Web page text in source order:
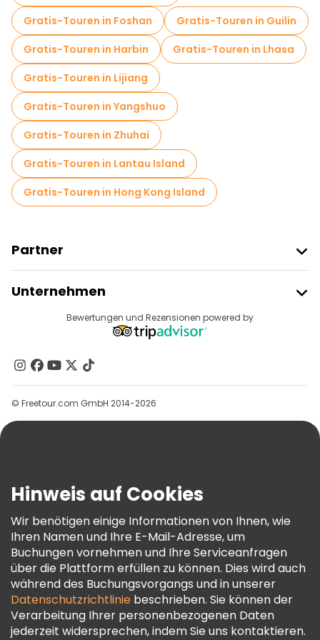
Kostenlose Führungen in der Nähe Yulin Comprehensive Market
Kostenlose Führungen in der Nähe Fanghua Street
Gratis-Touren in Foshan
Gratis-Touren in Guilin
Gratis-Touren in Harbin
Gratis-Touren in Lhasa
Gratis-Touren in Lijiang
Gratis-Touren in Yangshuo
Gratis-Touren in Zhuhai
Gratis-Touren in Lantau Island
Gratis-Touren in Hong Kong Island
Partner
Anbieter-Anmeldung
Affiliate-Programm
Unternehmen
Reiseziele
Kontakt
Gruppen
Hilfe
AGB Und Rechtliches
Cookie-Richtlinie
Freetour Auszeichnungen
Treueprogramm
Bewertungen und Rezensionen powered by
© Freetour.com GmbH 2014-2026
Hinweis auf Cookies
Wir benötigen einige Informationen von Ihnen, wie
Ihren Namen und Ihre E-Mail-Adresse, um
Buchungen vornehmen und Ihre Serviceanfragen
über die Plattform erfüllen zu können. Dies wird auch
während des Buchungsvorgangs und in unserer
Datenschutzrichtlinie beschrieben. Sie können der
Verarbeitung Ihrer personenbezogenen Daten
jederzeit widersprechen, indem Sie uns kontaktieren.